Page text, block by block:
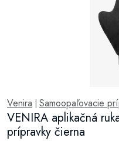
Venira Samoopaľovacie
VENIRA aplikačná
prípravky čierna